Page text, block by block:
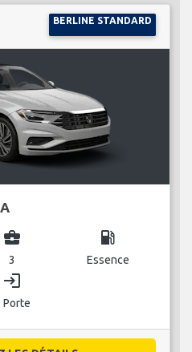
BERLINE STANDARD
business_center
3
local_gas_station
Essence
login
Porte